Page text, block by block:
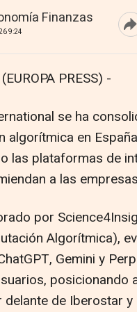
Finanzas
9:24
PRESS) -
se ha
algorítmica en
las plataformas de
a las
por
Algorítmica),
Gemini y
posicionando
de Iberostar y